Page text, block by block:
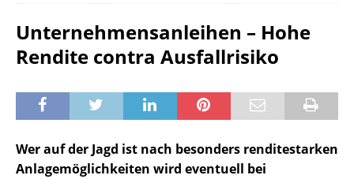
Unternehmensanleihen – Hohe
Rendite contra Ausfallrisiko
Wer auf der Jagd ist nach besonders renditestarken
Anlagemöglichkeiten wird eventuell bei